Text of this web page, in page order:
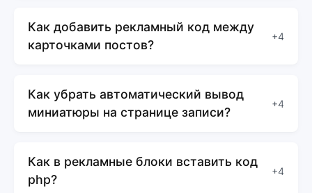
Как добавить рекламный код между
карточками постов?
+4
Как убрать автоматический вывод
миниатюры на странице записи?
+4
Как в рекламные блоки вставить код
php?
+4